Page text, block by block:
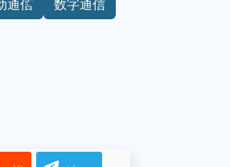
通信
数字通信